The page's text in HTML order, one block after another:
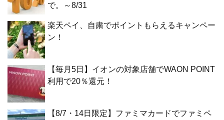
で。～8/31
楽天ペイ、自粛でポイントもらえるキャンペー
ン！
【毎月5日】イオンの対象店舗でWAON POINT
利用で20％還元！
【8/7・14日限定】ファミマカードでファミペ